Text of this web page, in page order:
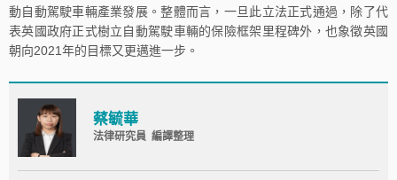
動自動駕駛車輛產業發展。整體而言，一旦此立法正式通過，除了代
表英國政府正式樹立自動駕駛車輛的保險框架里程碑外，也象徵英國
朝向2021年的目標又更邁進一步。
蔡毓華
法律研究員 編譯整理